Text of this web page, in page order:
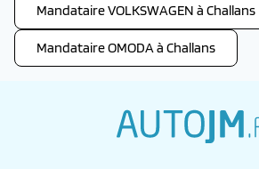
Mandataire VOLKSWAGEN à Challans
Mandataire OMODA à Challans